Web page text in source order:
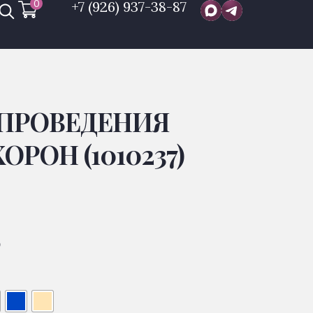
0 +7 (926) 937-38-87
(1010237)